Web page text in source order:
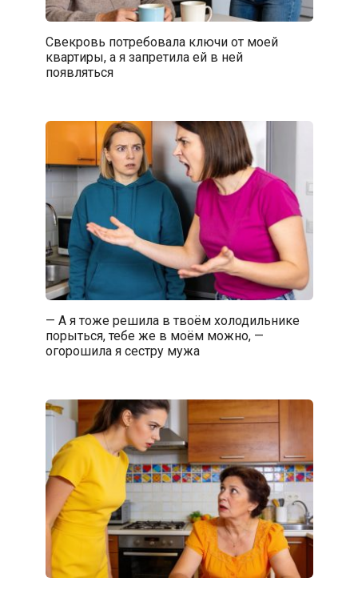
Свекровь потребовала ключи от моей
квартиры, а я запретила ей в ней
появляться
— А я тоже решила в твоём холодильнике
порыться, тебе же в моём можно, —
огорошила я сестру мужа